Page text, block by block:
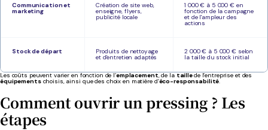
Communication et
marketing
Création de site web,
enseigne, flyers,
publicité locale
1 000 € à 5 000 € en
fonction de la campagne
et de l'ampleur des
actions​
Stock de départ Produits de nettoyage
et d'entretien adaptés
2 000 € à 5 000 € selon
la taille du stock initial
Les coûts peuvent varier en fonction de l’emplacement, de lataillede l’entreprise et des
équipementschoisis, ainsi que des choix en matière d’éco-responsabilité.
Comment ouvrir un pressing ? Les
étapes